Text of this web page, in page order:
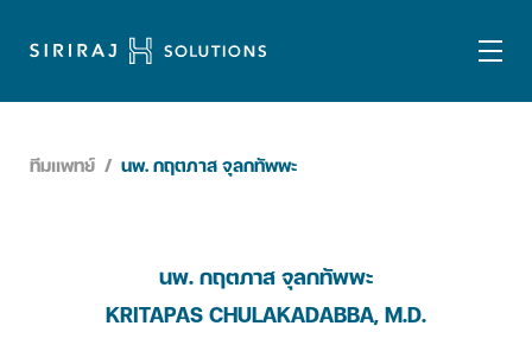
ทีมแพทย์ / นพ. กฤตภาส จุลกทัพพะ
นพ. กฤตภาส จุลกทัพพะ
KRITAPAS CHULAKADABBA, M.D.